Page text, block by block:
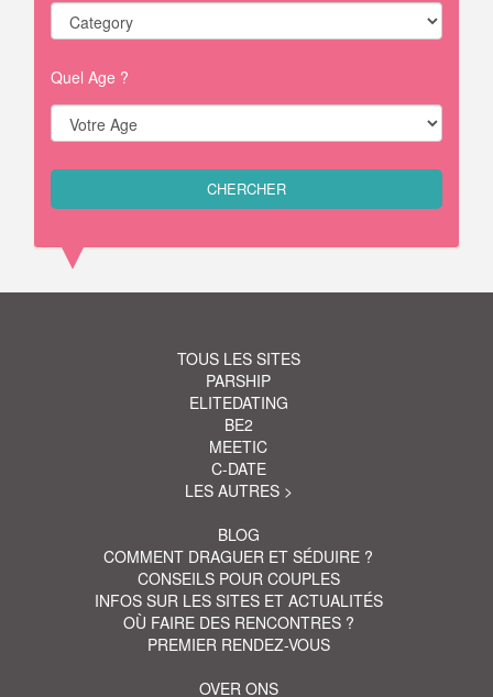
Quel Age ?
TOUS LES SITES
PARSHIP
ELITEDATING
BE2
MEETIC
C-DATE
LES AUTRES >
BLOG
COMMENT DRAGUER ET SÉDUIRE ?
CONSEILS POUR COUPLES
INFOS SUR LES SITES ET ACTUALITÉS
OÙ FAIRE DES RENCONTRES ?
PREMIER RENDEZ-VOUS
OVER ONS